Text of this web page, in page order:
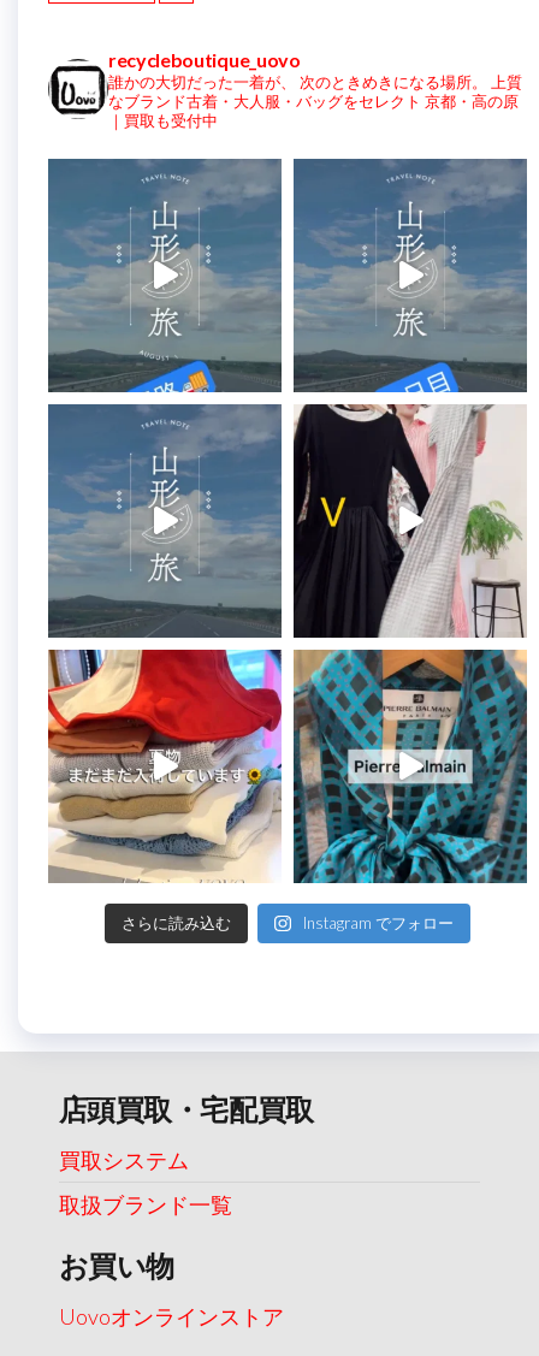
recycleboutique_uovo
誰かの大切だった一着が、 次のときめきになる場所。
上質
なブランド古着・大人服・バッグをセレクト 京都・高の原
｜買取も受付中
さらに読み込む Instagram でフォロー
店頭買取・宅配買取
買取システム
取扱ブランド一覧
お買い物
Uovoオンラインストア